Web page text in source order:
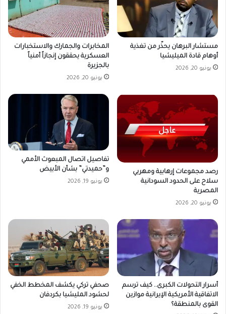
مستشار البرهان يحذّر من تغذية
أوهام قادة الميليشيا
يونيو 20, 2026
المخابرات والجمارك والاستخبارات
العسكرية يحققون إنجازاً أمنياً
بالجزيرة
يونيو 20, 2026
رصد مجموعات إرهابية ومهربي
سلاح على الحدود السودانية
المصرية
يونيو 20, 2026
تفاصيل اتصال المبعوث الأممي
و”حميدتي” بشأن الأبيض
يونيو 19, 2026
أسرار التحولات الكبرى.. كيف ترسم
الاتفاقية الأمريكية الإيرانية موازين
القوى بالمنطقة؟
صحفي تركي يكشف المخطط الخفي
لحشود المليشيا بكردفان
يونيو 19, 2026